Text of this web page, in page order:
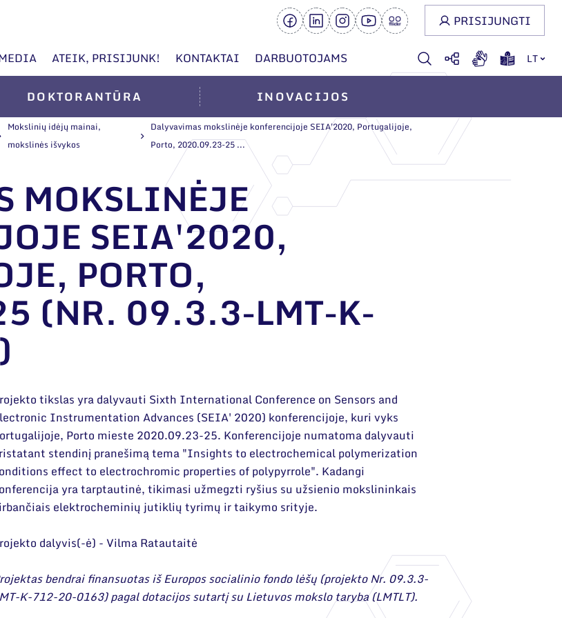
ATEIK, PRISIJUNK! KONTAKTAI DARBUOTOJAMS LT
PRISIJUNGTI
DOKTORANTŪRA INOVACIJOS
Mokslinių idėjų mainai,
mokslinės išvykos
Dalyvavimas mokslinėje konferencijoje SEIA'2020, Portugalijoje,
Porto, 2020.09.23-25 ...
MOKSLINĖJE
SEIA'2020,
PORTO,
(NR. 09.3.3-LMT-K-
tikslas yra dalyvauti Sixth International Conference on Sensors and
Instrumentation Advances (SEIA' 2020) konferencijoje, kuri vyks
Porto mieste 2020.09.23-25. Konferencijoje numatoma dalyvauti
stendinį pranešimą tema "Insights to electrochemical polymerization
effect to electrochromic properties of polypyrrole". Kadangi
yra tarptautinė, tikimasi užmegzti ryšius su užsienio mokslininkais
elektrocheminių jutiklių tyrimų ir taikymo srityje.
dalyvis(-ė) - Vilma Ratautaitė
bendrai finansuotas iš Europos socialinio fondo lėšų (projekto Nr. 09.3.3-
K-712-20-0163) pagal dotacijos sutartį su Lietuvos mokslo taryba (LMTLT).